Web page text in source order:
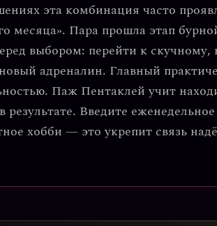
эта комбинация часто
месяца». Пара прошла этап
выбором: перейти к
адреналин. Главный
Паж Пентаклей учит
результате. Введите
хобби — это укрепит связь